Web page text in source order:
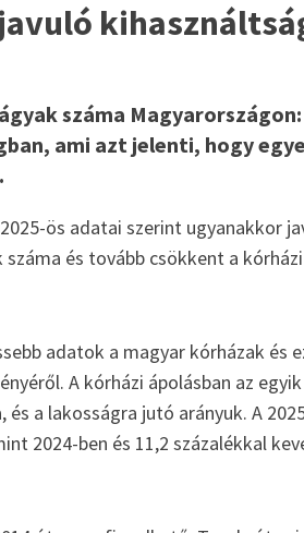
száma
ami azt jelenti, hogy
ös adatai szerint ugyanakkor
és tovább csökkent a
adatok a magyar kórházak és
A kórházi ápolásban az
a lakosságra jutó arányuk. A
2024-ben és 11,2 százalékkal